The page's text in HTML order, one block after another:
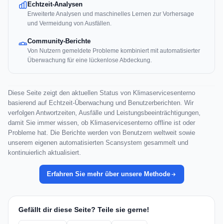
Echtzeit-Analysen
Erweiterte Analysen und maschinelles Lernen zur Vorhersage
und Vermeidung von Ausfällen.
Community-Berichte
Von Nutzern gemeldete Probleme kombiniert mit automatisierter
Überwachung für eine lückenlose Abdeckung.
Diese Seite zeigt den aktuellen Status von Klimaservicesenterno
basierend auf Echtzeit-Überwachung und Benutzerberichten. Wir
verfolgen Antwortzeiten, Ausfälle und Leistungsbeeinträchtigungen,
damit Sie immer wissen, ob Klimaservicesenterno offline ist oder
Probleme hat. Die Berichte werden von Benutzern weltweit sowie
unserem eigenen automatisierten Scansystem gesammelt und
kontinuierlich aktualisiert.
Erfahren Sie mehr über unsere Methode
Gefällt dir diese Seite? Teile sie gerne!